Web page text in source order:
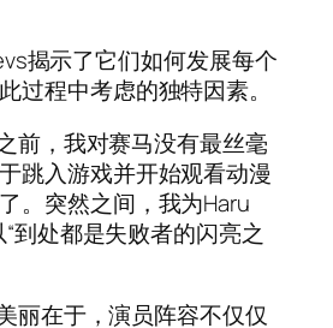
揭示了它们如何发展每个
过程中考虑的独特因素。
前，我对赛马没有最丝毫
跳入游戏并开始观看动漫
。突然之间，我为Haru
到处都是失败者的闪亮之
丽在于，演员阵容不仅仅